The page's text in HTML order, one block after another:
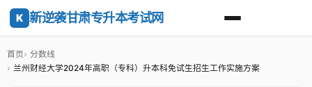
K 新逆袭甘肃专升本考试网
首页
分数线
兰州财经大学2024年高职（专科）升本科免试生招生工作实施方案